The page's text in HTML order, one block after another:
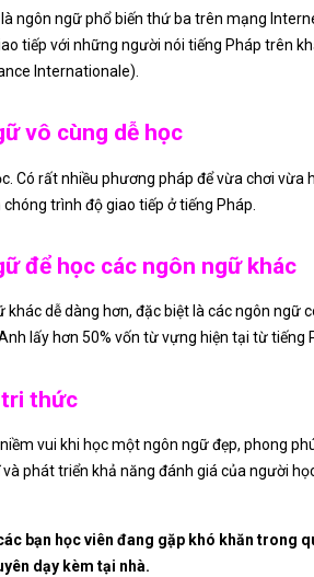
ngôn ngữ phổ biến thứ ba trên mạng
tiếp với những người nói tiếng Pháp trên
Internationale).
vô cùng dễ học
Có rất nhiều phương pháp để vừa chơi
trình độ giao tiếp ở tiếng Pháp.
để học các ngôn ngữ khác
dễ dàng hơn, đặc biệt là các ngôn
lấy hơn 50% vốn từ vựng hiện tại từ tiếng
tri thức
vui khi học một ngôn ngữ đẹp, phong
phát triển khả năng đánh giá của người
bạn học viên đang gặp khó khăn trong
dạy kèm tại nhà.